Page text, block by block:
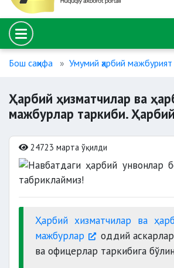
Бош саҳифа Умумий ҳарбий мажбурият
Ҳарбий ҳизматчилар ва
мажбурлар таркиби.
24723 марта ўқилди
Ҳарбий хизматчилар ва
мажбурлар
оддий
ва офицерлар таркибига